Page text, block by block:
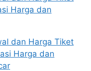
Harga dan
dan Harga Tiket
Harga dan